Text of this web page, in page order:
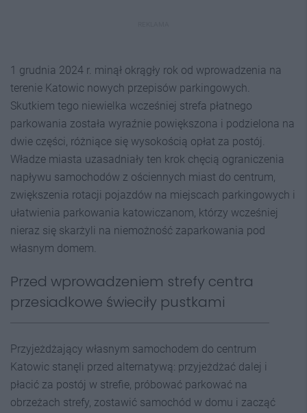
1 grudnia 2024 r. minął okrągły rok od wprowadzenia na
terenie Katowic nowych przepisów parkingowych.
Skutkiem tego niewielka wcześniej strefa płatnego
parkowania została wyraźnie powiększona i podzielona na
dwie części, różniące się wysokością opłat za postój.
Władze miasta uzasadniały ten krok chęcią ograniczenia
napływu samochodów z ościennych miast do centrum,
zwiększenia rotacji pojazdów na miejscach parkingowych i
ułatwienia parkowania katowiczanom, którzy wcześniej
nieraz się skarżyli na niemożność zaparkowania pod
własnym domem.
Przed wprowadzeniem strefy centra
przesiadkowe świeciły pustkami
Przyjeżdżający własnym samochodem do centrum
Katowic stanęli przed alternatywą: przyjeżdżać dalej i
płacić za postój w strefie, próbować parkować na
obrzeżach strefy, zostawić samochód w domu i zacząć